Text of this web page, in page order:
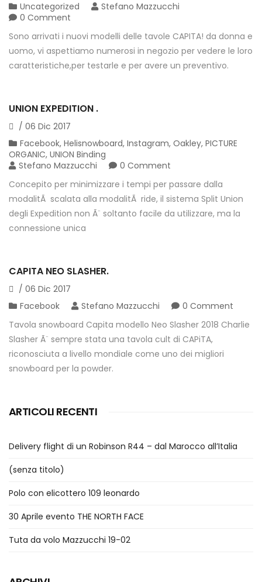
Uncategorized
Stefano Mazzucchi
0 Comment
Sono arrivati i nuovi modelli delle tavole CAPITA! da donna e
uomo, vi aspettiamo numerosi in negozio per vedere le loro
caratteristiche,per testarle e per avere un preventivo.
UNION EXPEDITION .
/ 06 Dic 2017
Facebook, Helisnowboard, Instagram, Oakley, PICTURE
ORGANIC, UNION Binding
Stefano Mazzucchi
0 Comment
Concepito per minimizzare i tempi per passare dalla
modalitÃ scalata alla modalitÃ ride, il sistema Split Union
degli Expedition non Ã¨ soltanto facile da utilizzare, ma la
connessione unica
CAPITA NEO SLASHER.
/ 06 Dic 2017
Facebook
Stefano Mazzucchi
0 Comment
Tavola snowboard Capita modello Neo Slasher 2018 Charlie
Slasher Ã¨ sempre stata una tavola cult di CAPiTA,
riconosciuta a livello mondiale come uno dei migliori
snowboard per la powder.
ARTICOLI RECENTI
Delivery flight di un Robinson R44 – dal Marocco all’Italia
(senza titolo)
Polo con elicottero 109 leonardo
30 Aprile evento THE NORTH FACE
Tuta da volo Mazzucchi 19-02